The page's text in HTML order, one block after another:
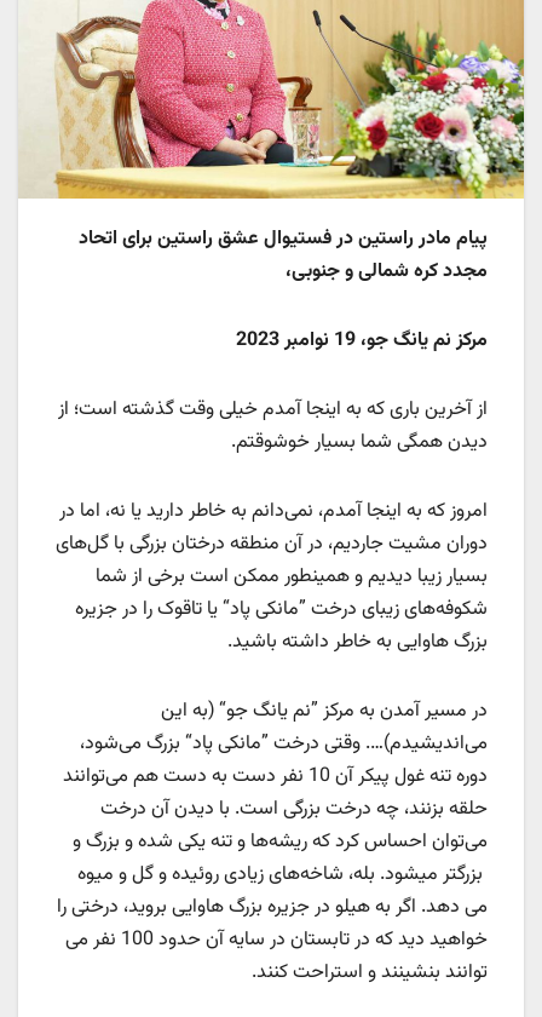
پیام مادر راستیندر فستیوال عشق راستین برای اتحاد
مجدد کره شمالی و جنوبی،
مرکز نم یانگ جو، 19 نوامبر 2023
از آخرین باری که به اینجا آمدم خیلی وقت گذشته است؛ از
دیدن همگی شما بسیار خوشوقتم.
امروز که به اینجا آمدم، نمی‌دانم به خاطر دارید یا نه، اما در
دوران مشیت جاردیم، در آن منطقه درختان بزرگی با گل‌های
بسیار زیبا دیدیم و همینطور ممکن است برخی از شما
شکوفه‌های زیبای درخت ”مانکی پاد“ یا تاقوک را در جزیره
بزرگ هاوایی به خاطر داشته باشید.
در مسیر آمدن به مرکز ”نم یانگ جو“ (به این
می‌اندیشیدم)…. وقتی درخت ”مانکی پاد“ بزرگ می‌شود،
دوره تنه غول پیکر آن 10 نفر دست به دست هم می‌توانند
حلقه بزنند، چه درخت بزرگی است. با دیدن آن درخت
می‌توان احساس کرد که ریشه‌ها و تنه یکی شده و بزرگ و
بزرگتر میشود. بله، شاخه‌های زیادی روئیده و گل و میوه
می دهد. اگر به هیلو در جزیره بزرگ هاوایی بروید، درختی را
خواهید دید که در تابستان در سایه آن حدود 100 نفر می
توانند بنشینند و استراحت کنند.